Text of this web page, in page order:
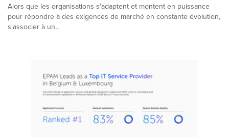
Alors que les organisations s'adaptent et montent en puissance
pour répondre à des exigences de marché en constante évolution,
s'associer à un...